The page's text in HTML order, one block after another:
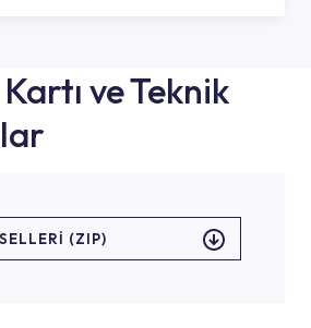
ve Teknik
(ZIP)